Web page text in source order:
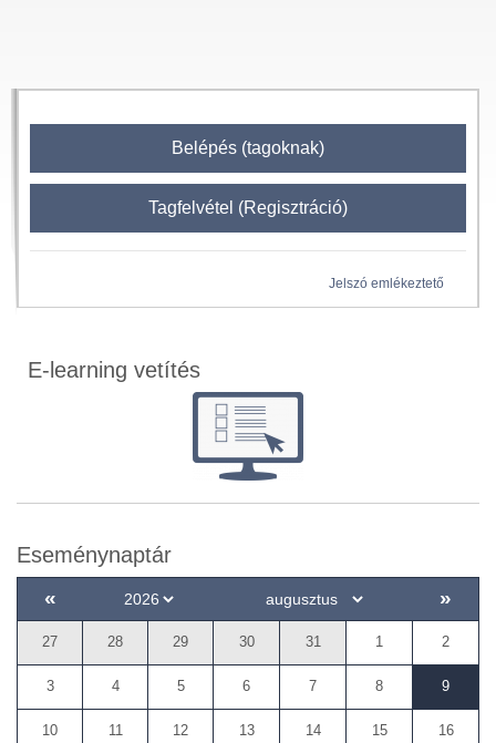
Belépés (tagoknak)
Tagfelvétel (Regisztráció)
Jelszó emlékeztető
E-learning vetítés
Eseménynaptár
« »
27 28 29 30 31 1 2
3 4 5 6 7 8 9
10 11 12 13 14 15 16